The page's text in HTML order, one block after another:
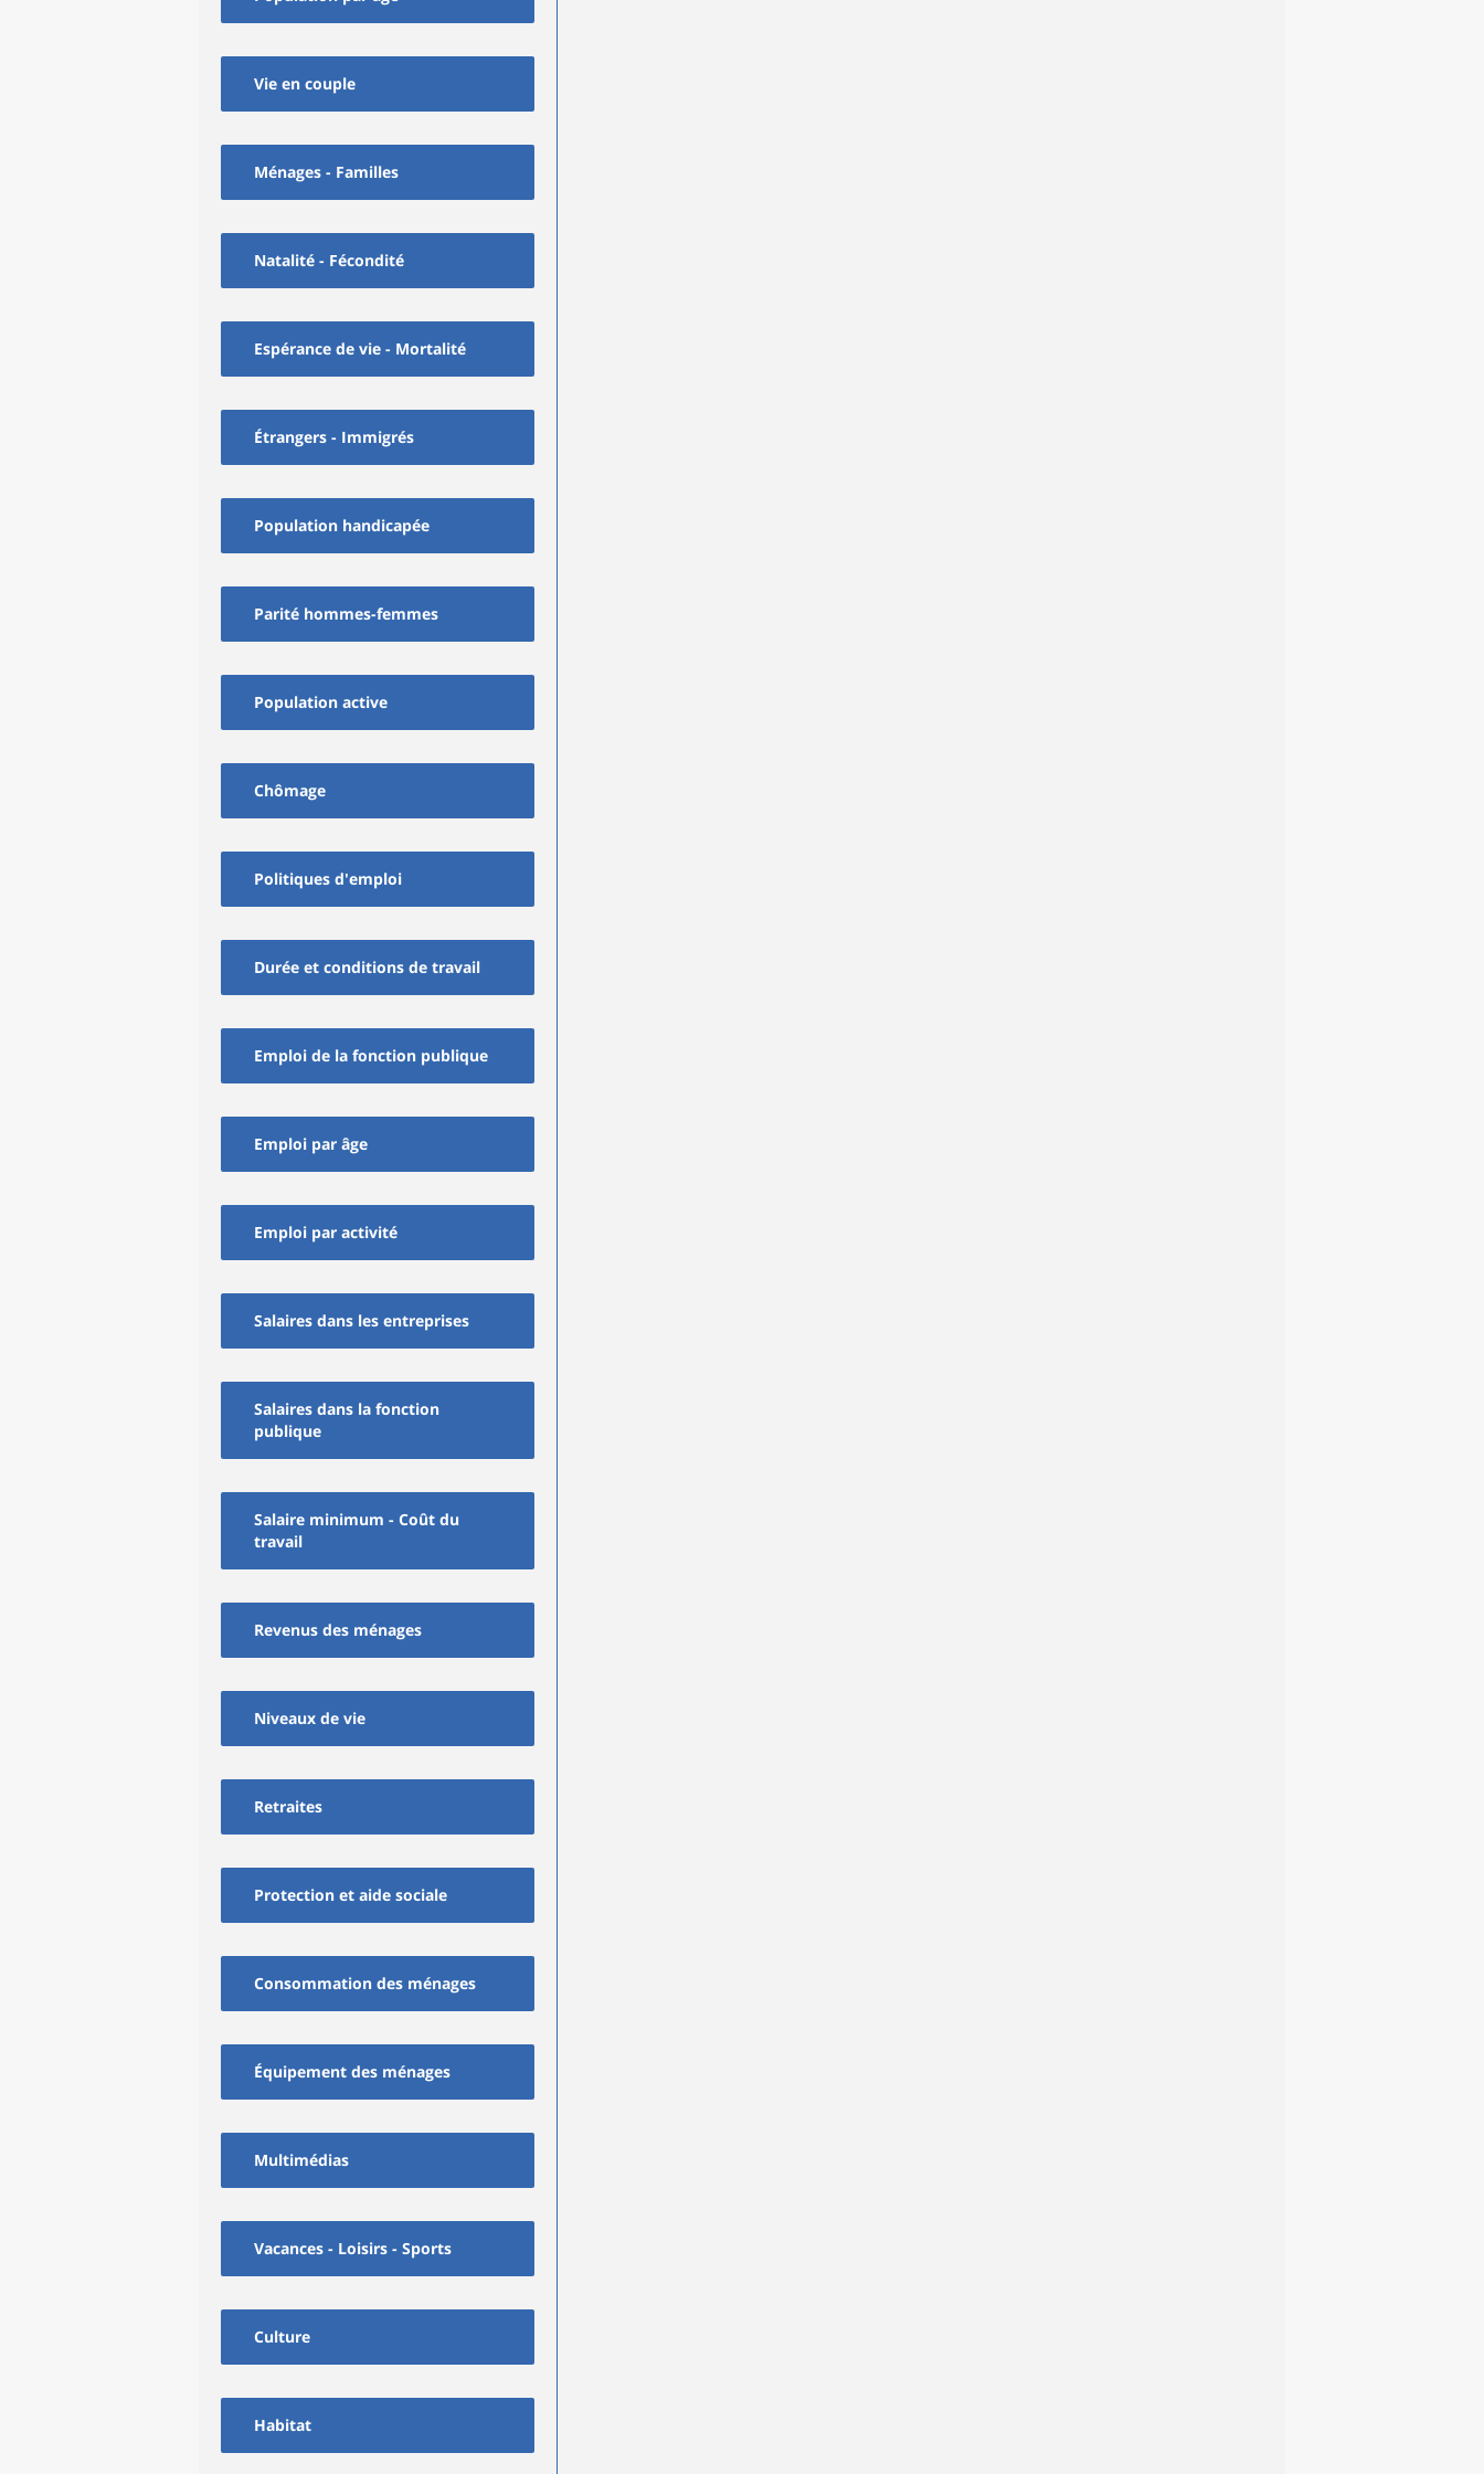
Vie en couple
Ménages - Familles
Natalité - Fécondité
Espérance de vie - Mortalité
Étrangers - Immigrés
Population handicapée
Parité hommes-femmes
Population active
Chômage
Politiques d'emploi
Durée et conditions de travail
Emploi de la fonction publique
Emploi par âge
Emploi par activité
Salaires dans les entreprises
Salaires dans la fonction
publique
Salaire minimum - Coût du
travail
Revenus des ménages
Niveaux de vie
Retraites
Protection et aide sociale
Consommation des ménages
Équipement des ménages
Multimédias
Vacances - Loisirs - Sports
Culture
Habitat